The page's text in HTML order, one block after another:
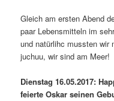
Gleich am ersten Abend
paar Lebensmitteln im
und natürlihc mussten wir
juchuu, wir sind am Meer!
Dienstag 16.05.2017:
feierte Oskar seinen